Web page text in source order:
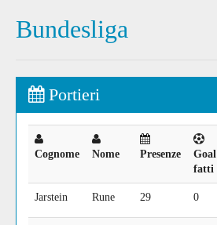
Bundesliga
Portieri
Cognome Nome Presenze
Goal
fatti
Jarstein Rune 29 0